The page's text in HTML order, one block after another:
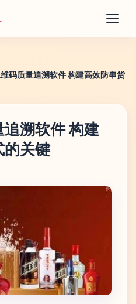
公司
码质量追溯软件 构建高效防串货
溯软件 构建
的关键